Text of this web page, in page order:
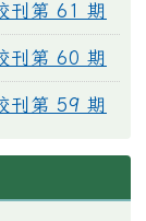
刊第 61 期
刊第 60 期
刊第 59 期